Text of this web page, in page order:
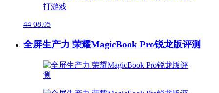
44 08.05
全屏生产力 荣耀MagicBook Pro锐龙版评测